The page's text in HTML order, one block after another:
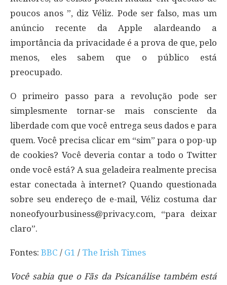
poucos anos ”, diz Véliz. Pode ser falso, mas um
anúncio recente da Apple alardeando a
importância da privacidade é a prova de que, pelo
menos, eles sabem que o público está
preocupado.
O primeiro passo para a revolução pode ser
simplesmente tornar-se mais consciente da
liberdade com que você entrega seus dados e para
quem. Você precisa clicar em “sim” para o pop-up
de cookies? Você deveria contar a todo o Twitter
onde você está? A sua geladeira realmente precisa
estar conectada à internet? Quando questionada
sobre seu endereço de e-mail, Véliz costuma dar
noneofyourbusiness@privacy.com, “para deixar
claro”.
Fontes: BBC / G1 / The Irish Times
Você sabia que o Fãs da Psicanálise também está